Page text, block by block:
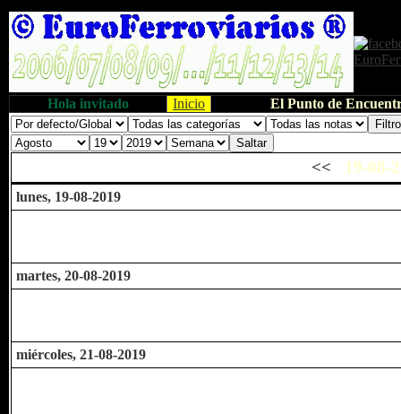
Hola invitado Inicio El Punto de
<< 19-08-
lunes, 19-08-2019
martes, 20-08-2019
miércoles, 21-08-2019